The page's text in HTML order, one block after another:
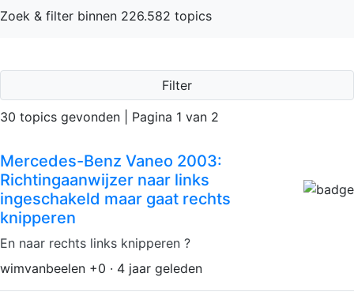
Zoek & filter binnen 226.582 topics
Filter
30 topics gevonden | Pagina 1 van 2
Mercedes-Benz Vaneo 2003:
Richtingaanwijzer naar links
ingeschakeld maar gaat rechts
knipperen
En naar rechts links knipperen ?
wimvanbeelen +0 · 4 jaar geleden